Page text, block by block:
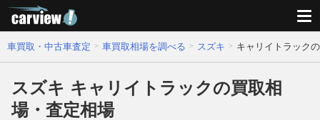
車買取・中古車査定 車買取相場を調べる スズキ キャリイトラック
スズキ キャリイトラックの買取相
場・査定相場